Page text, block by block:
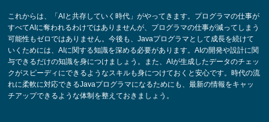
これからは、「AIと共存していく時代」がやってきます。プログラマの仕事が
すべてAIに奪われるわけではありませんが、プログラマの仕事が減ってしまう
可能性もゼロではありません。今後も、Javaプログラマとして成長を続けて
いくためには、AIに関する知識を深める必要があります。AIの開発や設計に関
与できるだけの知識を身につけましょう。また、AIが生成したデータのチェッ
クがスピーディにできるようなスキルも身につけておくと安心です。時代の流
れに柔軟に対応できるJavaプログラマになるためにも、最新の情報をキャッ
チアップできるような体制を整えておきましょう。